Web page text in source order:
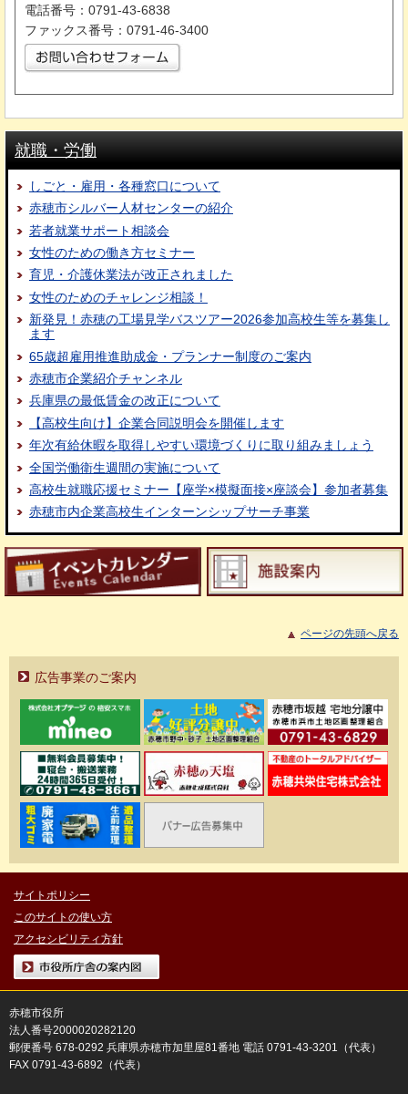
電話番号：0791-43-6838
ファックス番号：0791-46-3400
就職・労働
しごと・雇用・各種窓口について
赤穂市シルバー人材センターの紹介
若者就業サポート相談会
女性のための働き方セミナー
育児・介護休業法が改正されました
女性のためのチャレンジ相談！
新発見！赤穂の工場見学バスツアー2026参加高校生等を募集し
ます
65歳超雇用推進助成金・プランナー制度のご案内
赤穂市企業紹介チャンネル
兵庫県の最低賃金の改正について
【高校生向け】企業合同説明会を開催します
年次有給休暇を取得しやすい環境づくりに取り組みましょう
全国労働衛生週間の実施について
高校生就職応援セミナー【座学×模擬面接×座談会】参加者募集
赤穂市内企業高校生インターンシップサーチ事業
ページの先頭へ戻る
広告事業のご案内
サイトポリシー
このサイトの使い方
アクセシビリティ方針
市役所庁舎の案内図
赤穂市役所
法人番号2000020282120
郵便番号 678-0292 兵庫県赤穂市加里屋81番地 電話 0791-43-3201（代表）
FAX 0791-43-6892（代表）